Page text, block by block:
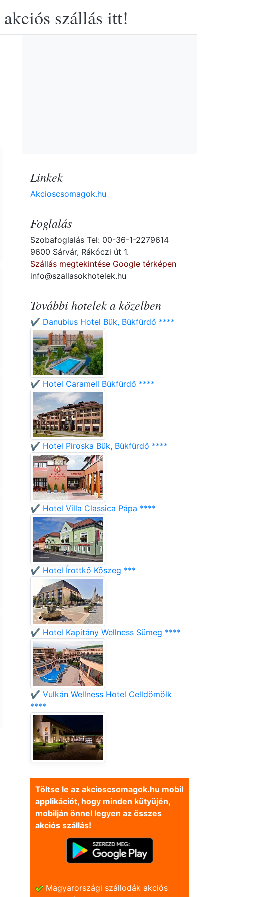
szállás itt!
Linkek
Akcioscsomagok.hu
Foglalás
Szobafoglalás Tel: 00-36-1-2279614
9600 Sárvár, Rákóczi út 1.
Szállás megtekintése Google térképen
info@szallasokhotelek.hu
További hotelek a közelben
✔️ Danubius Hotel Bük, Bükfürdő ****
✔️ Hotel Caramell Bükfürdő ****
✔️ Hotel Piroska Bük, Bükfürdő ****
✔️ Hotel Villa Classica Pápa ****
✔️ Hotel Írottkő Kőszeg ***
✔️ Hotel Kapitány Wellness Sümeg ****
✔️ Vulkán Wellness Hotel Celldömölk
****
Töltse le az akcioscsomagok.hu mobil
applikációt, hogy minden kütyüjén,
mobilján önnel legyen az összes
akciós szállás!
Magyarországi szállodák akciós